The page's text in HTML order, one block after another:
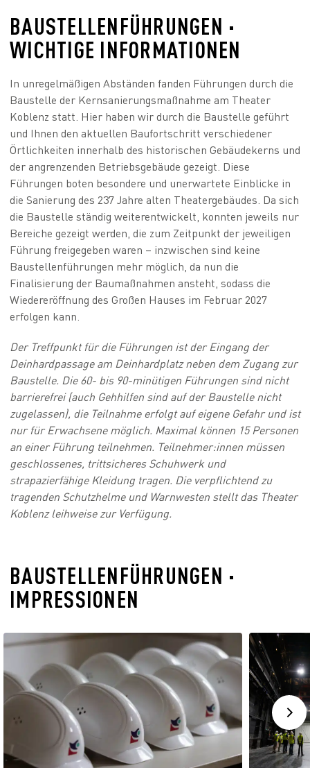
beziehungsweise verlängern, für unser Programm werben
oder Mitglied im Freundeskreis Theater Koblenz e.V.
werden.
BAUSTELLENFÜHRUNGEN ·
WICHTIGE INFORMATIONEN
In unregelmäßigen Abständen fanden Führungen durch die
Baustelle der Kernsanierungsmaßnahme am Theater
Koblenz statt. Hier haben wir durch die Baustelle geführt
und Ihnen den aktuellen Baufortschritt verschiedener
Örtlichkeiten innerhalb des historischen Gebäudekerns und
der angrenzenden Betriebsgebäude gezeigt. Diese
Führungen boten besondere und unerwartete Einblicke in
die Sanierung des 237 Jahre alten Theatergebäudes. Da sich
die Baustelle ständig weiterentwickelt, konnten jeweils nur
Bereiche gezeigt werden, die zum Zeitpunkt der jeweiligen
Führung freigegeben waren – inzwischen sind keine
Baustellenführungen mehr möglich, da nun die
Finalisierung der Baumaßnahmen ansteht, sodass die
Wiedereröffnung des Großen Hauses im Februar 2027
erfolgen kann.
Der Treffpunkt für die Führungen ist der Eingang der
Deinhardpassage am Deinhardplatz neben dem Zugang zur
Baustelle. Die 60- bis 90-minütigen Führungen sind nicht
barrierefrei (auch Gehhilfen sind auf der Baustelle nicht
zugelassen), die Teilnahme erfolgt auf eigene Gefahr und ist
nur für Erwachsene möglich. Maximal können 15 Personen
an einer Führung teilnehmen. Teilnehmer:innen müssen
geschlossenes, trittsicheres Schuhwerk und
strapazierfähige Kleidung tragen. Die verpflichtend zu
tragenden Schutzhelme und Warnwesten stellt das Theater
Koblenz leihweise zur Verfügung.
BAUSTELLENFÜHRUNGEN ·
IMPRESSIONEN